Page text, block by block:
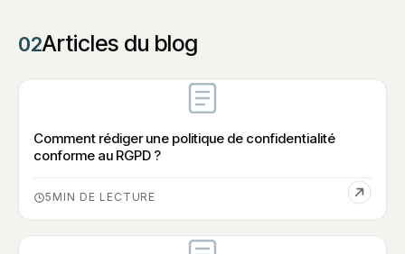
02Articles du blog
Comment rédiger une politique de confidentialité
conforme au RGPD ?
5